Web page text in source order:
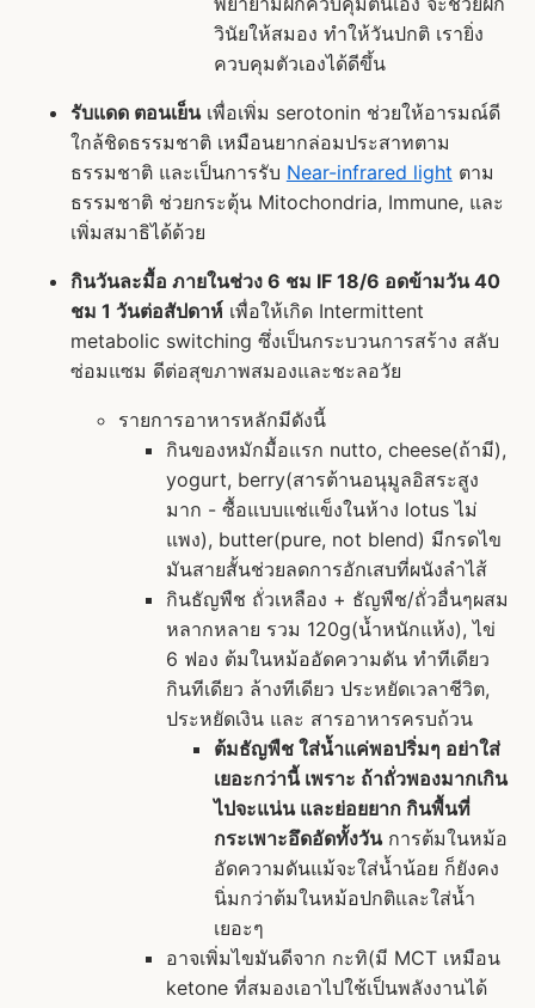
วินัยให้สมอง ทำให้วันปกติ เรายิ่ง
ควบคุมตัวเองได้ดีขึ้น
รับแดด ตอนเย็นเพื่อเพิ่ม serotonin ช่วยให้อารมณ์ดี
ใกล้ชิดธรรมชาติ เหมือนยากล่อมประสาทตาม
ธรรมชาติ และเป็นการรับ Near-infrared light ตาม
ธรรมชาติ ช่วยกระตุ้น Mitochondria, Immune, และ
เพิ่มสมาธิได้ด้วย
กินวันละมื้อ ภายในช่วง 6 ชม IF 18/6 อดข้ามวัน 40
ชม 1 วันต่อสัปดาห์ เพื่อให้เกิด Intermittent
metabolic switching ซึ่งเป็นกระบวนการสร้าง สลับ
ซ่อมแซม ดีต่อสุขภาพสมองและชะลอวัย
รายการอาหารหลักมีดังนี้
กินของหมักมื้อแรก nutto, cheese(ถ้ามี),
yogurt, berry(สารต้านอนุมูลอิสระสูง
มาก - ซื้อแบบแช่แข็งในห้าง lotus ไม่
แพง), butter(pure, not blend) มีกรดไข
มันสายสั้นช่วยลดการอักเสบที่ผนังลำไส้
กินธัญพืช ถั่วเหลือง + ธัญพืช/ถั่วอื่นๆผสม
หลากหลาย รวม 120g(น้ำหนักแห้ง), ไข่
6 ฟอง ต้มในหม้ออัดความดัน ทำทีเดียว
กินทีเดียว ล้างทีเดียว ประหยัดเวลาชีวิต,
ประหยัดเงิน และ สารอาหารครบถ้วน
ต้มธัญพืช ใส่น้ำแค่พอปริ่มๆ อย่าใส่
เยอะกว่านี้ เพราะ ถ้าถั่วพองมากเกิน
ไปจะแน่น และย่อยยาก กินพื้นที่
กระเพาะอึดอัดทั้งวันการต้มในหม้อ
อัดความดันแม้จะใส่น้ำน้อย ก็ยังคง
นิ่มกว่าต้มในหม้อปกติและใส่น้ำ
เยอะๆ
อาจเพิ่มไขมันดีจาก กะทิ(มี MCT เหมือน
ketone ที่สมองเอาไปใช้เป็นพลังงานได้